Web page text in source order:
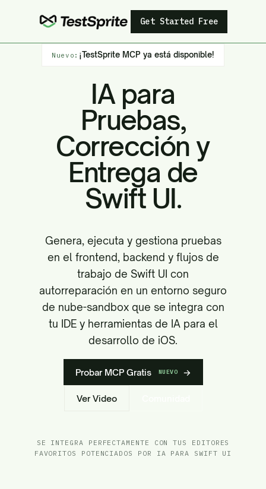
Get Started Free
Nuevo: ¡TestSprite MCP ya está disponible!
IA para
Pruebas,
Corrección y
Entrega de
Swift UI.
Genera, ejecuta y gestiona pruebas
en el frontend, backend y flujos de
trabajo de Swift UI con
autorreparación en un entorno seguro
de nube-sandbox que se integra con
tu IDE y herramientas de IA para el
desarrollo de iOS.
Probar MCP Gratis NUEVO →
Ver Video
SE INTEGRA PERFECTAMENTE CON TUS EDITORES
FAVORITOS POTENCIADOS POR IA PARA SWIFT UI